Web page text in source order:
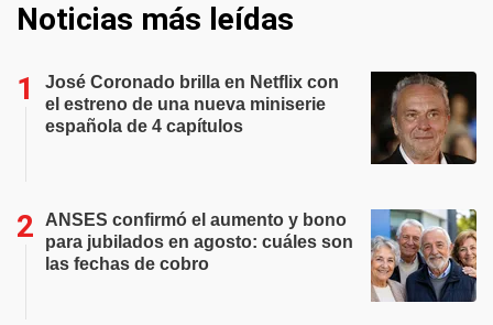
Noticias más leídas
José Coronado brilla en Netflix con
el estreno de una nueva miniserie
española de 4 capítulos
ANSES confirmó el aumento y bono
para jubilados en agosto: cuáles son
las fechas de cobro